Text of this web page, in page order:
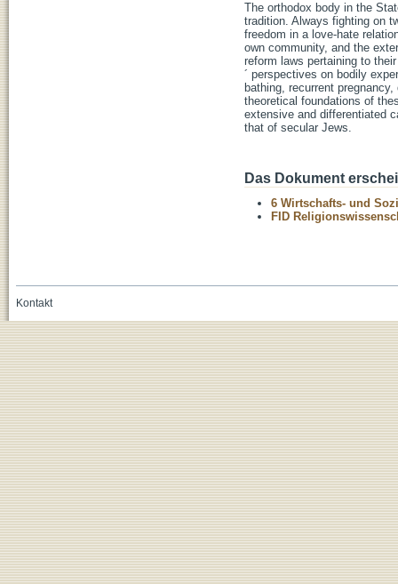
The orthodox body in the
tradition. Always fighting on
freedom in a love-hate
own community, and the
reform laws pertaining to
´ perspectives on bodily
bathing, recurrent
theoretical foundations of
extensive and differentiated
that of secular Jews.
Das Dokument
6 Wirtschafts- und
FID
Kontakt